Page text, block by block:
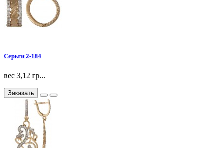
Серьги 2-184
вес 3,12 гр...
Заказать